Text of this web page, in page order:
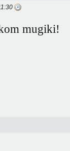
mugiki!